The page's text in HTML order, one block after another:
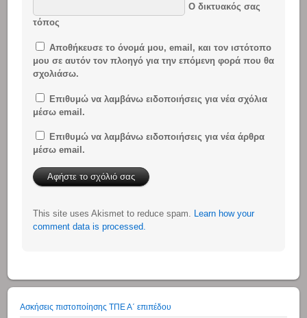
Ο δικτυακός σας
τόπος
Αποθήκευσε το όνομά μου, email, και τον ιστότοπο
μου σε αυτόν τον πλοηγό για την επόμενη φορά που θα
σχολιάσω.
Επιθυμώ να λαμβάνω ειδοποιήσεις για νέα σχόλια
μέσω email.
Επιθυμώ να λαμβάνω ειδοποιήσεις για νέα άρθρα
μέσω email.
This site uses Akismet to reduce spam. Learn how your
comment data is processed.
Ασκήσεις πιστοποίησης ΤΠΕ Α΄ επιπέδου